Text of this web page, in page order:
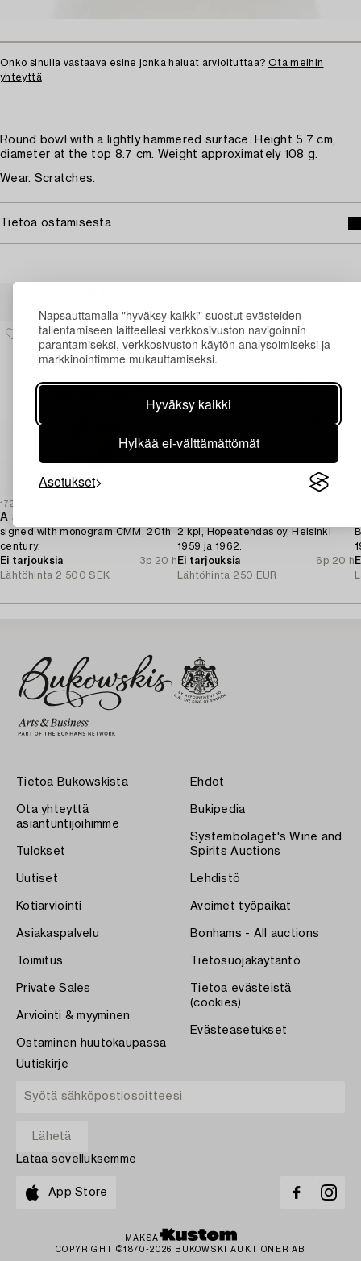
Napsauttamalla "hyväksy kaikki" suostut evästeiden
tallentamiseen laitteellesi verkkosivuston navigoinnin
parantamiseksi, verkkosivuston käytön analysoimiseksi ja
markkinointimme mukauttamiseksi.
Hyväksy kaikki
Hylkää ei-välttämättömät
Asetukset
Onko sinulla vastaava esine jonka haluat arvioituttaa? Ota meihin
yhteyttä
Round bowl with a lightly hammered surface. Height 5.7 cm,
diameter at the top 8.7 cm. Weight approximately 108 g.
Wear. Scratches.
Tietoa ostamisesta
1729315
signed with monogram CMM, 20th
century.
Ei tarjouksia
3p 20 h
Lähtöhinta 2 500 SEK
2 kpl, Hopeatehdas oy, Helsinki
1959 ja 1962.
Ei tarjouksia
6p 20 h
Lähtöhinta 250 EUR
Tietoa Bukowskista
Ota yhteyttä
asiantuntijoihimme
Tulokset
Uutiset
Kotiarviointi
Asiakaspalvelu
Toimitus
Private Sales
Arviointi & myyminen
Ostaminen huutokaupassa
Ehdot
Bukipedia
Systembolaget's Wine and
Spirits Auctions
Lehdistö
Avoimet työpaikat
Bonhams - All auctions
Tietosuojakäytäntö
Tietoa evästeistä
(cookies)
Evästeasetukset
Uutiskirje
Lataa sovelluksemme
App Store
MAKSA
COPYRIGHT ©1870-2026 BUKOWSKI AUKTIONER AB